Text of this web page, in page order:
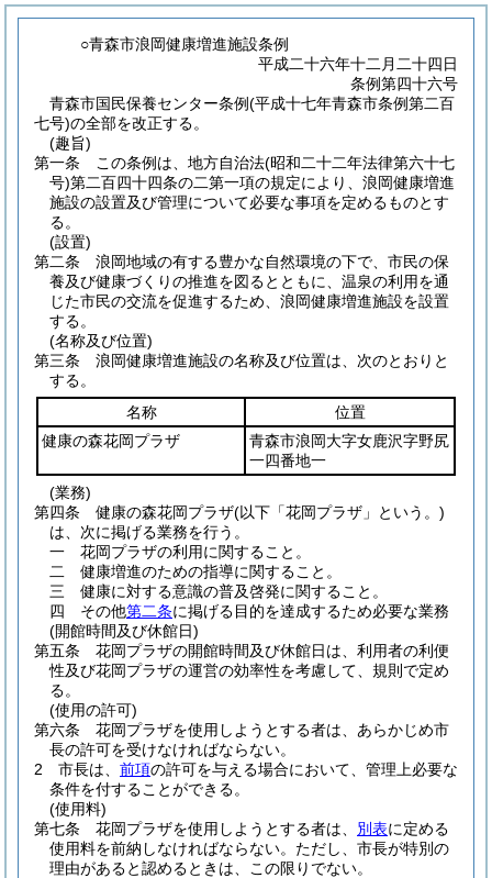
○青森市浪岡健康増進施設条例
平成二十六年十二月二十四日
条例第四十六号
青森市国民保養センター条例(平成十七年青森市条例第二百
七号)の全部を改正する。
(趣旨)
第一条
この条例は、地方自治法(昭和二十二年法律第六十七
号)第二百四十四条の二第一項の規定により、浪岡健康増進
施設の設置及び管理について必要な事項を定めるものとす
る。
(設置)
第二条
浪岡地域の有する豊かな自然環境の下で、市民の保
養及び健康づくりの推進を図るとともに、温泉の利用を通
じた市民の交流を促進するため、浪岡健康増進施設を設置
する。
(名称及び位置)
第三条
浪岡健康増進施設の名称及び位置は、次のとおりと
する。
名称
位置
健康の森花岡プラザ
青森市浪岡大字女鹿沢字野尻
一四番地一
(業務)
第四条
健康の森花岡プラザ(以下「花岡プラザ」という。)
は、次に掲げる業務を行う。
一
花岡プラザの利用に関すること。
二
健康増進のための指導に関すること。
三
健康に対する意識の普及啓発に関すること。
四
その他第二条に掲げる目的を達成するため必要な業務
(開館時間及び休館日)
第五条
花岡プラザの開館時間及び休館日は、利用者の利便
性及び花岡プラザの運営の効率性を考慮して、規則で定め
る。
(使用の許可)
第六条
花岡プラザを使用しようとする者は、あらかじめ市
長の許可を受けなければならない。
2
市長は、 前項の許可を与える場合において、管理上必要な
条件を付することができる。
(使用料)
第七条
花岡プラザを使用しようとする者は、 別表に定める
使用料を前納しなければならない。 ただし、市長が特別の
理由があると認めるときは、この限りでない。